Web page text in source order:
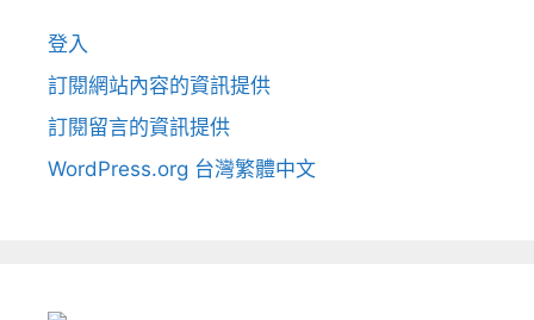
登入
訂閱網站內容的資訊提供
訂閱留言的資訊提供
WordPress.org 台灣繁體中文